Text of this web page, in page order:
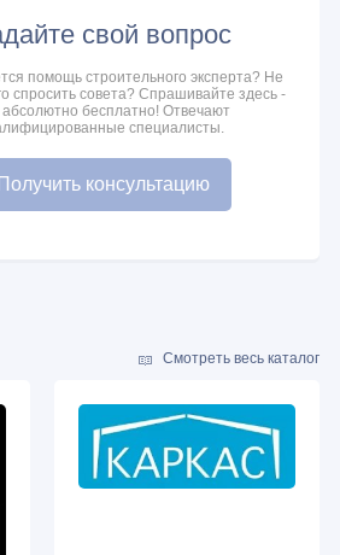
свой вопрос
помощь строительного эксперта? Не
спросить совета? Спрашивайте здесь -
абсолютно бесплатно! Отвечают
специалисты.
Получить консультацию
Смотреть весь каталог